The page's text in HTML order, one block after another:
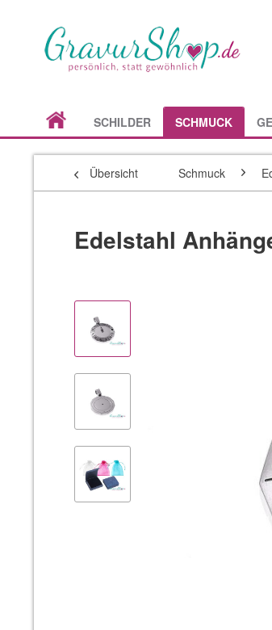
SCHILDER SCHMUCK
Übersicht Schmuck
Edelstahl